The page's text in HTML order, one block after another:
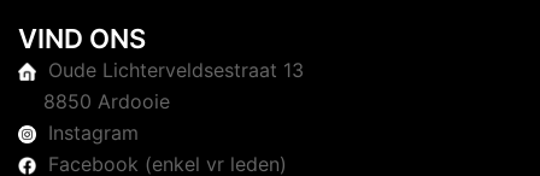
VIND ONS
Oude Lichterveldsestraat 13
8850 Ardooie
Instagram
Facebook (enkel vr leden)